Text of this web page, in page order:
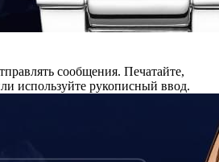
сообщения. Печатайте,
используйте рукописный ввод.